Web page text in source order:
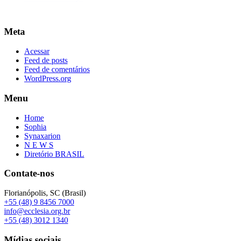
Meta
Acessar
Feed de posts
Feed de comentários
WordPress.org
Menu
Home
Sophia
Synaxarion
N E W S
Diretório BRASIL
Contate-nos
Florianópolis, SC (Brasil)
+55 (48) 9 8456 7000
info@ecclesia.org.br
+55 (48) 3012 1340